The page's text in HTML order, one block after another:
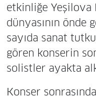
etkinliğe
dünyasının önde
sayıda sanat
gören konserin
solistler ayakta
Konser